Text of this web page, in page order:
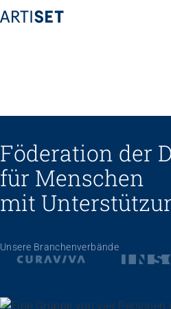
Föderation der
für Menschen
mit
Unsere Branchenverbände